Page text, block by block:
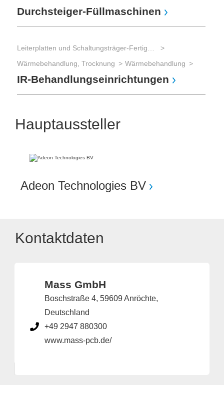
Durchsteiger-Füllmaschinen
Wärmebehandlung, Trocknung
Wärmebehandlung
IR-Behandlungseinrichtungen
Hauptaussteller
Adeon Technologies BV
Kontaktdaten
Mass GmbH
Boschstraße 4, 59609 Anröchte,
Deutschland
+49 2947 880300
www.mass-pcb.de/